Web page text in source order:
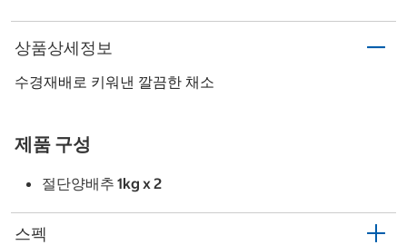
상품상세정보
수경재배로 키워낸 깔끔한 채소
제품 구성
절단양배추 1kg x 2
스펙